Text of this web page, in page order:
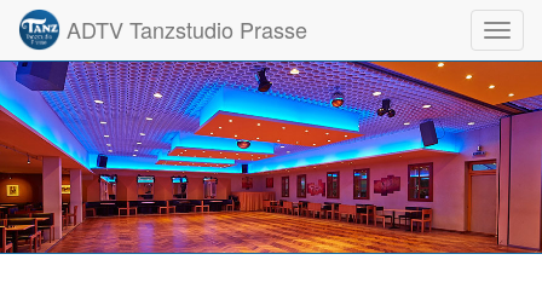
ADTV Tanzstudio Prasse